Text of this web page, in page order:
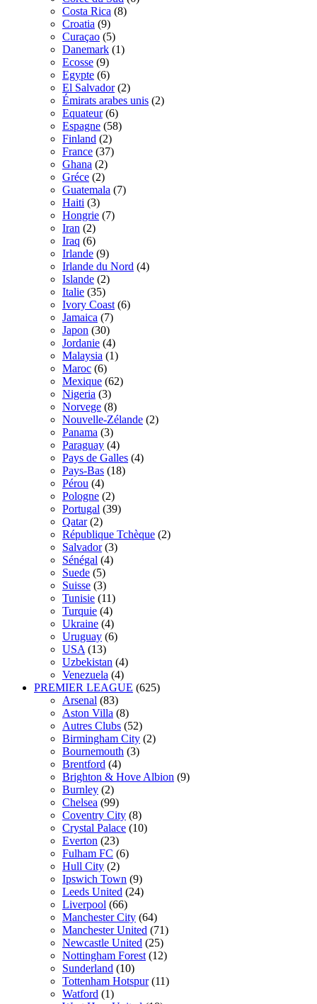
Costa Rica (8)
Croatia (9)
Curaçao (5)
Danemark (1)
Ecosse (9)
Egypte (6)
El Salvador (2)
Émirats arabes unis (2)
Equateur (6)
Espagne (58)
Finland (2)
France (37)
Ghana (2)
Gréce (2)
Guatemala (7)
Haiti (3)
Hongrie (7)
Iran (2)
Iraq (6)
Irlande (9)
Irlande du Nord (4)
Islande (2)
Italie (35)
Ivory Coast (6)
Jamaica (7)
Japon (30)
Jordanie (4)
Malaysia (1)
Maroc (6)
Mexique (62)
Nigeria (3)
Norvege (8)
Nouvelle-Zélande (2)
Panama (3)
Paraguay (4)
Pays de Galles (4)
Pays-Bas (18)
Pérou (4)
Pologne (2)
Portugal (39)
Qatar (2)
République Tchèque (2)
Salvador (3)
Sénégal (4)
Suede (5)
Suisse (3)
Tunisie (11)
Turquie (4)
Ukraine (4)
Uruguay (6)
USA (13)
Uzbekistan (4)
Venezuela (4)
PREMIER LEAGUE (625)
Arsenal (83)
Aston Villa (8)
Autres Clubs (52)
Birmingham City (2)
Bournemouth (3)
Brentford (4)
Brighton & Hove Albion (9)
Burnley (2)
Chelsea (99)
Coventry City (8)
Crystal Palace (10)
Everton (23)
Fulham FC (6)
Hull City (2)
Ipswich Town (9)
Leeds United (24)
Liverpool (66)
Manchester City (64)
Manchester United (71)
Newcastle United (25)
Nottingham Forest (12)
Sunderland (10)
Tottenham Hotspur (11)
Watford (1)